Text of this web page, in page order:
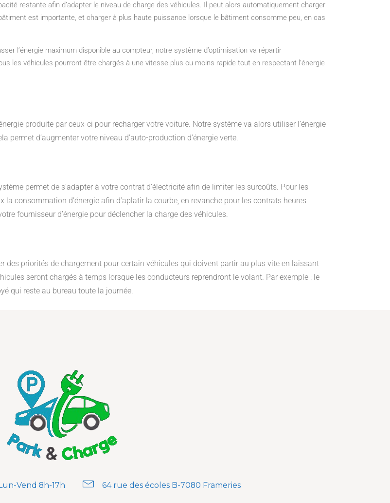
restante afin d’adapter le niveau de charge des véhicules. Il peut alors automatiquement charger
est importante, et charger à plus haute puissance lorsque le bâtiment consomme peu, en cas
l’énergie maximum disponible au compteur, notre système d’optimisation va répartir
les véhicules pourront être chargés à une vitesse plus ou moins rapide tout en respectant l’énergie
produite par ceux-ci pour recharger votre voiture. Notre système va alors utiliser l’énergie
d’augmenter votre niveau d’auto-production d’énergie verte.
permet de s’adapter à votre contrat d’électricité afin de limiter les surcoûts. Pour les
consommation d’énergie afin d’aplatir la courbe, en revanche pour les contrats heures
fournisseur d’énergie pour déclencher la charge des véhicules.
des priorités de chargement pour certain véhicules qui doivent partir au plus vite en laissant
seront chargés à temps lorsque les conducteurs reprendront le volant. Par exemple : le
qui reste au bureau toute la journée.
Lun-Vend 8h-17h 64 rue des écoles B-7080 Frameries